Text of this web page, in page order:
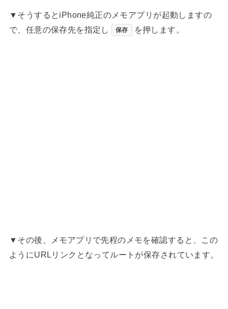
▼そうするとiPhone純正のメモアプリが起動しますの
で、任意の保存先を指定し
保存 を押します。
▼その後、メモアプリで先程のメモを確認すると、この
ようにURLリンクとなってルートが保存されています。